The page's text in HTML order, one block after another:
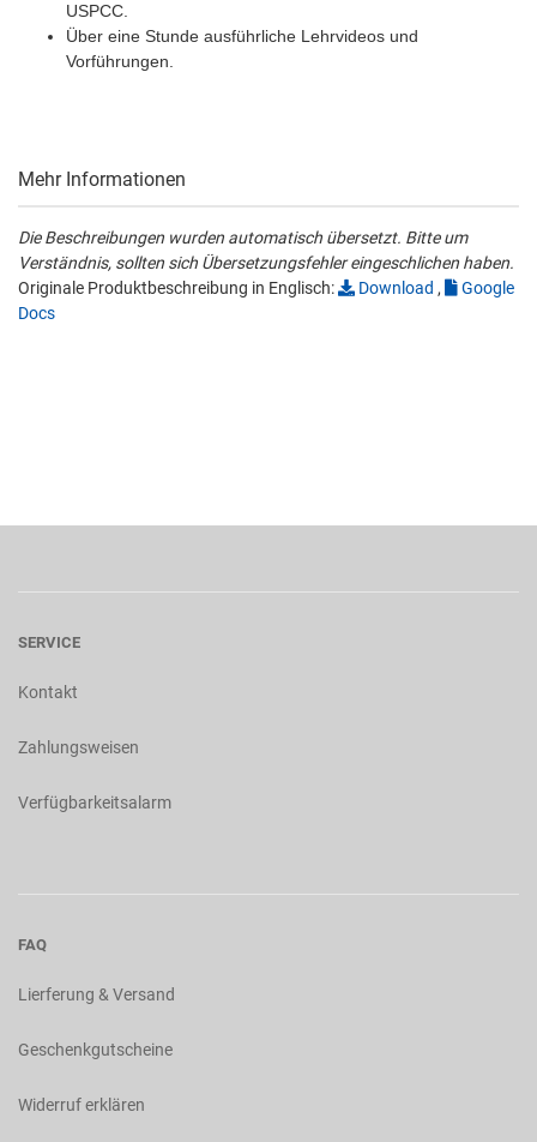
USPCC.
Über eine Stunde ausführliche Lehrvideos und
Vorführungen.
Mehr Informationen
Die Beschreibungen wurden automatisch übersetzt. Bitte um
Verständnis, sollten sich Übersetzungsfehler eingeschlichen haben.
Originale Produktbeschreibung in Englisch:
Download ,
Google
Docs
SERVICE
Kontakt
Zahlungsweisen
Verfügbarkeitsalarm
FAQ
Lierferung & Versand
Geschenkgutscheine
Widerruf erklären